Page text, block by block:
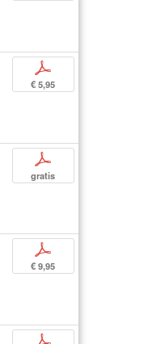
p
€ 5,95
p
gratis
p
€ 9,95